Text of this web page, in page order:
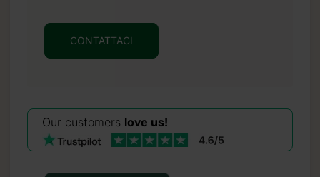
CONTATTACI
Our customers love us!